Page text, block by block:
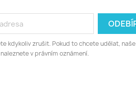
kdykoliv zrušit. Pokud to chcete udělat, naše
v právním oznámení.